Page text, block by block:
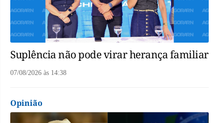
Suplência não pode virar herança familiar
07/08/2026 às 14:38
Opinião